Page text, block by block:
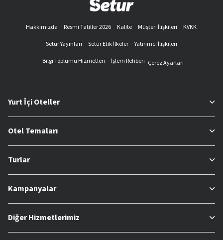
Hakkımızda Resmi Tatiller 2026 Kalite Müşteri İlişkileri
KVKK
Setur Yayınları
Setur Etik İlkeler
Yatırımcı İlişkileri
Bilgi Toplumu Hizmetleri
İşlem Rehberi Çerez Ayarları
Yurt İçi Oteller
Otel Temaları
Turlar
Kampanyalar
Diğer Hizmetlerimiz